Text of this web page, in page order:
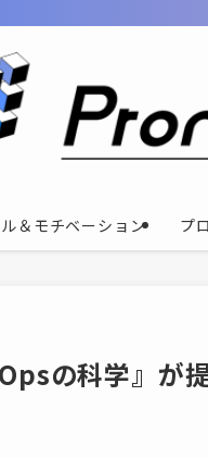
＆モチベーション プ
の科学』が